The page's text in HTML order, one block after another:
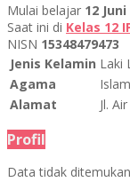
Mulai belajar 12 Juni
Saat ini di Kelas 12
NISN 15348479473
Jenis Kelamin Laki
Agama
Islam
Alamat
Jl.
Profil
Data tidak ditemukan